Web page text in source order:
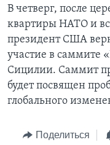
В четверг, после
квартиры НАТО и
президент США
участие в саммите
Сицилии. Саммит
будет посвящен
глобального
Поделиться